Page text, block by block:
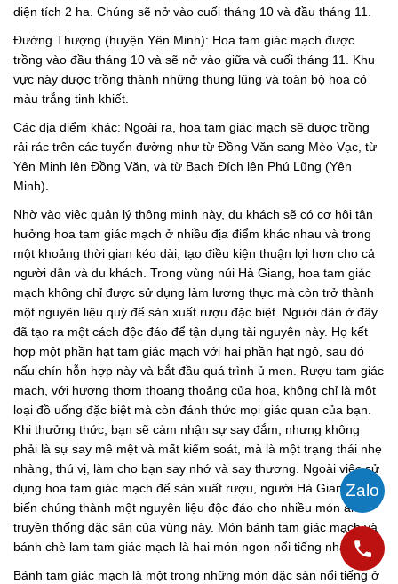
diện tích 2 ha. Chúng sẽ nở vào cuối tháng 10 và đầu tháng 11.
Đường Thượng (huyện Yên Minh): Hoa tam giác mạch được
trồng vào đầu tháng 10 và sẽ nở vào giữa và cuối tháng 11. Khu
vực này được trồng thành những thung lũng và toàn bộ hoa có
màu trắng tinh khiết.
Các địa điểm khác: Ngoài ra, hoa tam giác mạch sẽ được trồng
rải rác trên các tuyến đường như từ Đồng Văn sang Mèo Vạc, từ
Yên Minh lên Đồng Văn, và từ Bạch Đích lên Phú Lũng (Yên
Minh).
Nhờ vào việc quản lý thông minh này, du khách sẽ có cơ hội tận
hưởng hoa tam giác mạch ở nhiều địa điểm khác nhau và trong
một khoảng thời gian kéo dài, tạo điều kiện thuận lợi hơn cho cả
người dân và du khách. Trong vùng núi Hà Giang, hoa tam giác
mạch không chỉ được sử dụng làm lương thực mà còn trở thành
một nguyên liệu quý để sản xuất rượu đặc biệt. Người dân ở đây
đã tạo ra một cách độc đáo để tận dụng tài nguyên này. Họ kết
hợp một phần hạt tam giác mạch với hai phần hạt ngô, sau đó
nấu chín hỗn hợp này và bắt đầu quá trình ủ men. Rượu tam giác
mạch, với hương thơm thoang thoảng của hoa, không chỉ là một
loại đồ uống đặc biệt mà còn đánh thức mọi giác quan của bạn.
Khi thưởng thức, bạn sẽ cảm nhận sự say đắm, nhưng không
phải là sự say mê mệt và mất kiểm soát, mà là một trạng thái nhẹ
nhàng, thú vị, làm cho bạn say nhớ và say thương. Ngoài việc sử
dụng hoa tam giác mạch để sản xuất rượu, người Hà Giang còn
biến chúng thành một nguyên liệu độc đáo cho nhiều món ăn
truyền thống đặc sản của vùng này. Món bánh tam giác mạch và
bánh chè lam tam giác mạch là hai món ngon nổi tiếng nhất.
Bánh tam giác mạch là một trong những món đặc sản nổi tiếng ở